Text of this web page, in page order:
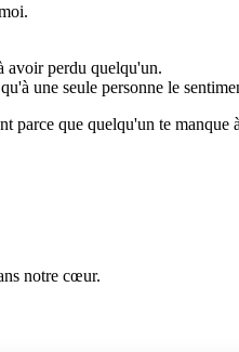
avoir perdu quelqu'un.
une seule personne le
parce que quelqu'un te manque
notre cœur.